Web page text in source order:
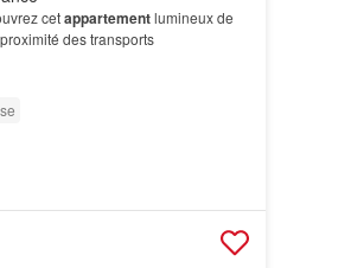
cetappartementlumineux de
des transports